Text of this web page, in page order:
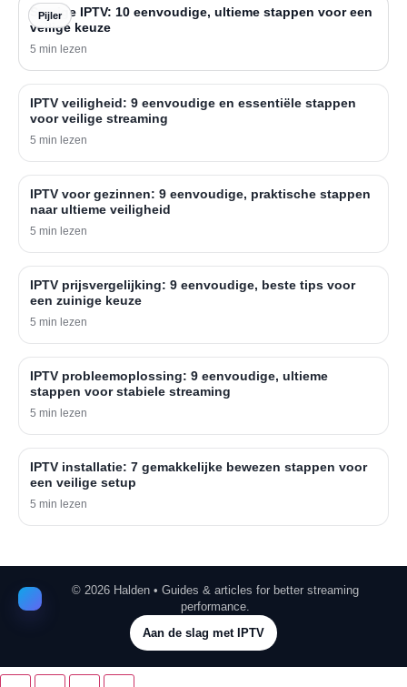
Pijler
Sverige IPTV: 10 eenvoudige, ultieme stappen voor een
veilige keuze
5 min lezen
IPTV veiligheid: 9 eenvoudige en essentiële stappen
voor veilige streaming
5 min lezen
IPTV voor gezinnen: 9 eenvoudige, praktische stappen
naar ultieme veiligheid
5 min lezen
IPTV prijsvergelijking: 9 eenvoudige, beste tips voor
een zuinige keuze
5 min lezen
IPTV probleemoplossing: 9 eenvoudige, ultieme
stappen voor stabiele streaming
5 min lezen
IPTV installatie: 7 gemakkelijke bewezen stappen voor
een veilige setup
5 min lezen
© 2026 Halden • Guides & articles for better streaming
performance.
Aan de slag met IPTV